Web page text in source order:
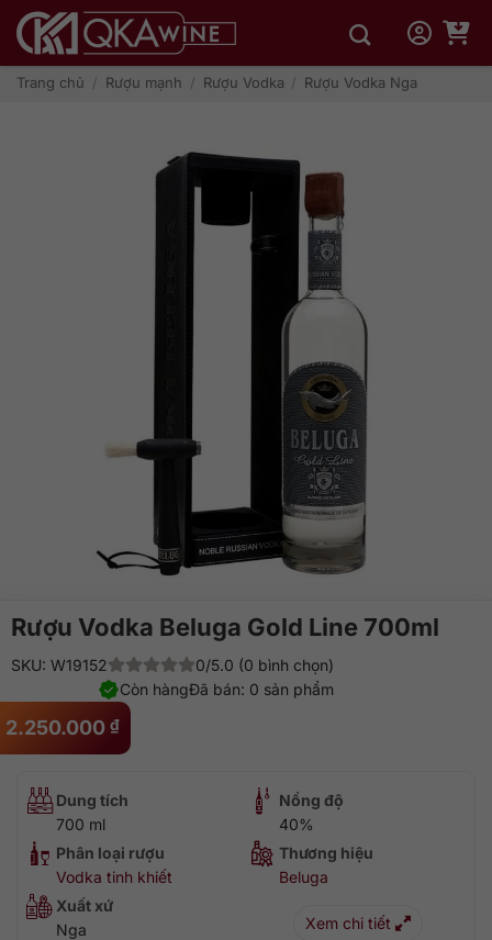
qua
dungTrang chủ / Rượu mạnh / Rượu Vodka / Rượu Vodka Nga
Rượu Vodka Beluga Gold Line 700ml
2.250.000 ₫
SKU: W19152
0/5.0 (0 bình chọn)
Đã bán: 0 sản phẩm
Còn hàng
Dung tích
700 ml
Nồng độ
40%
Phân loại rượu
Vodka tinh khiết
Thương hiệu
Beluga
Xuất xứ
Nga
Xem chi tiết